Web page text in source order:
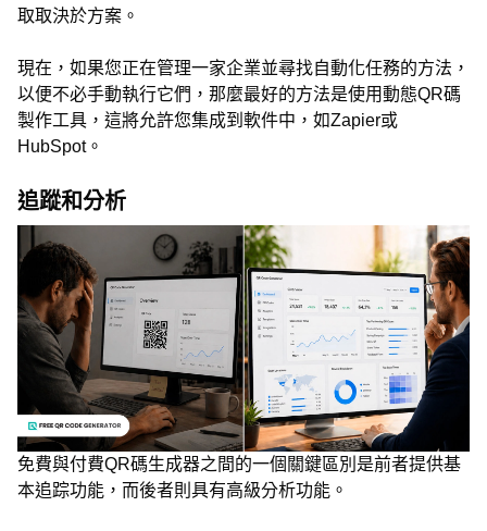
取取決於方案。
現在，如果您正在管理一家企業並尋找自動化任務的方法，
以便不必手動執行它們，那麼最好的方法是使用動態QR碼
製作工具，這將允許您集成到軟件中，如Zapier或
HubSpot。
追蹤和分析
免費與付費QR碼生成器之間的一個關鍵區別是前者提供基
本追踪功能，而後者則具有高級分析功能。